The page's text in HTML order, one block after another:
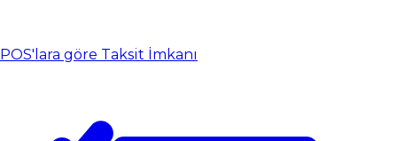
POS'lara göre Taksit İmkanı